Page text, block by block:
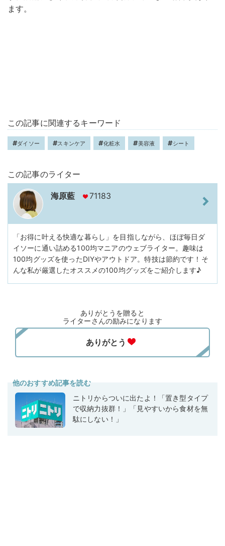
ます。
この記事に関連するキーワード
ダイソー スキンケア 化粧水 美容液 シート
この記事のライター
海原藍 71183
「お得に叶える快適な暮らし」を目指しながら、ほぼ毎日ダ
イソーに通い詰める100均マニアのウェブライター。趣味は
100均グッズを使ったDIYやアウトドア。特技は節約です！そ
んな私が厳選したオススメの100均グッズをご紹介します♪
ありがとうを贈ると
ライターさんの励みになります
他のおすすめ記事を読む
ニトリからついに出たよ！「置き型タイプ
で収納力抜群！」「見やすいから食材を無
駄にしない！」